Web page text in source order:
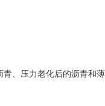
青、压力老化后的沥青和